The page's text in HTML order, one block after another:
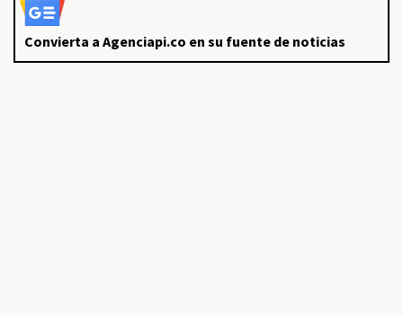
Convierta a Agenciapi.co en su fuente de noticias